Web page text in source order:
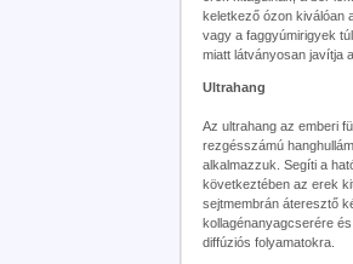
keletkező ózon kiválóan
vagy a faggyúmirigyek
miatt látványosan javítja
Ultrahang
Az ultrahang az emberi
rezgésszámú
alkalmazzuk. Segíti a
következtében az erek
sejtmembrán áteresztő
kollagénanyagcserére
diffúziós folyamatokra.